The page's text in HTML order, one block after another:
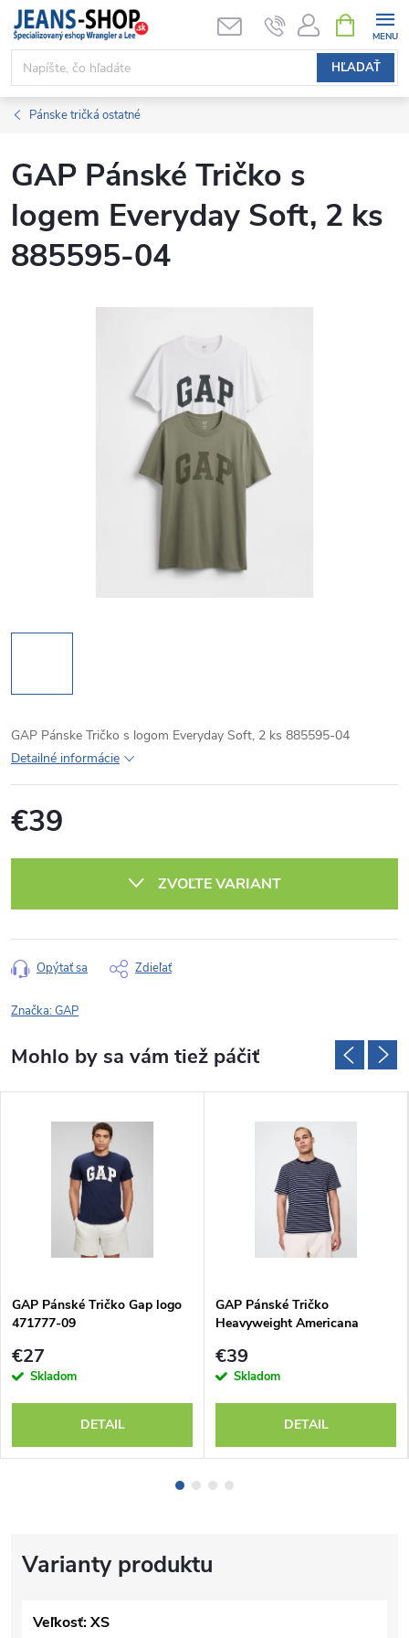
Prejsť
obsah
HĽADAŤ
KOŠÍK
Pánske tričká ostatné
GAP Pánské Tričko s
logem Everyday Soft, 2 ks
885595-04
GAP Pánske Tričko s logom Everyday Soft, 2 ks 885595-04
Detailné informácie
€39
ZVOĽTE VARIANT
Opýtať sa Zdieľať
Značka:GAP
Veľkosť: XS
GAP Pánské Tričko Gap logo
471777-09
€27
Skladom
DETAIL
GAP Pánské Tričko
Heavyweight Americana
€39
Skladom
DETAIL